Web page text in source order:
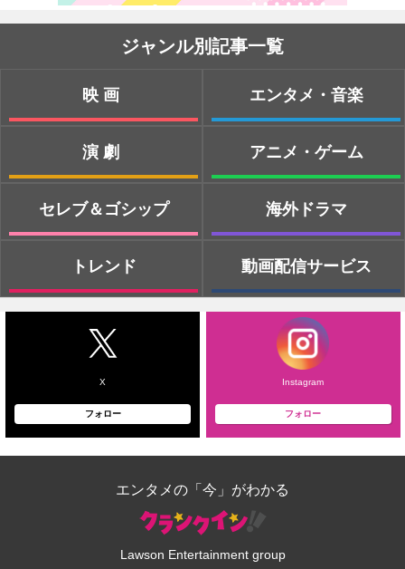
ジャンル別記事一覧
映画
演劇
セレブ＆ゴシップ
トレンド
エンタメ・音楽
アニメ・ゲーム
海外ドラマ
動画配信サービス
X
フォロー
Instagram
フォロー
エンタメの「今」がわかる
Lawson Entertainment group